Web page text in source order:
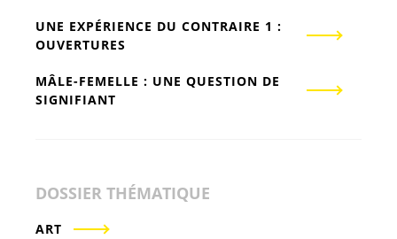
UNE EXPÉRIENCE DU CONTRAIRE 1 :
OUVERTURES
MÂLE-FEMELLE : UNE QUESTION DE
SIGNIFIANT
DOSSIER THÉMATIQUE
ART